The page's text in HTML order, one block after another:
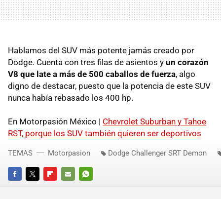
Hablamos del SUV más potente jamás creado por
Dodge. Cuenta con tres filas de asientos y un corazón
V8 que late a más de 500 caballos de fuerza, algo
digno de destacar, puesto que la potencia de este SUV
nunca había rebasado los 400 hp.
En Motorpasión México | Chevrolet Suburban y Tahoe
RST, porque los SUV también quieren ser deportivos
FACEBOOKTWITTERFLIPBOARD
E-
WHATSAPP
TEMAS Motorpasion Dodge Challenger SRT Demon